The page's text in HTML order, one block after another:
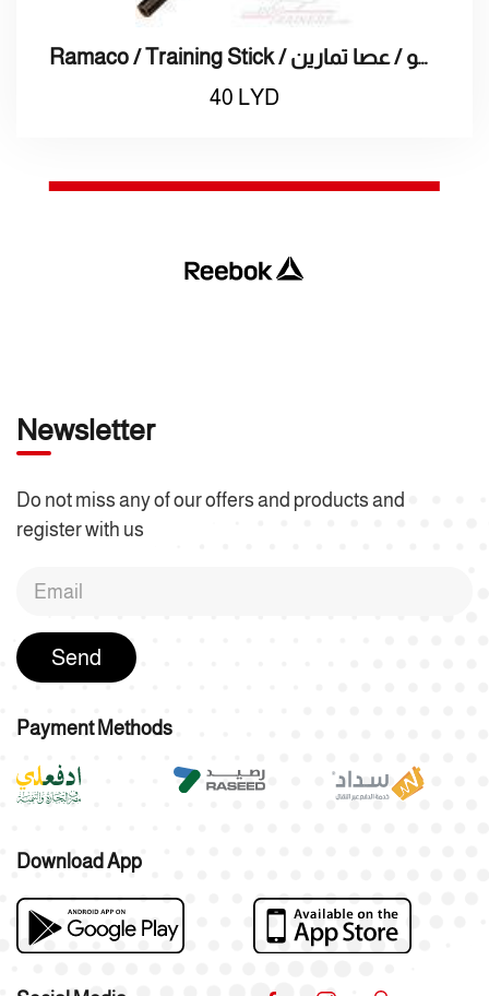
Ramaco / Training Stick / راماكو / عصا تمارين
40 LYD
Newsletter
Do not miss any of our offers and products and
register with us
Send
Payment Methods
Download App